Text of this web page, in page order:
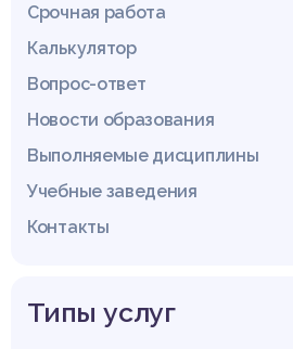
Срочная работа
Калькулятор
Вопрос-ответ
Новости образования
Выполняемые дисциплины
Учебные заведения
Контакты
Типы услуг